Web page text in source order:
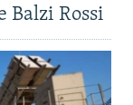
Balzi Rossi